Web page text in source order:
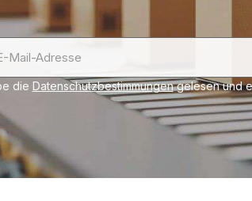
die Datenschutzbestimmungengelesen und